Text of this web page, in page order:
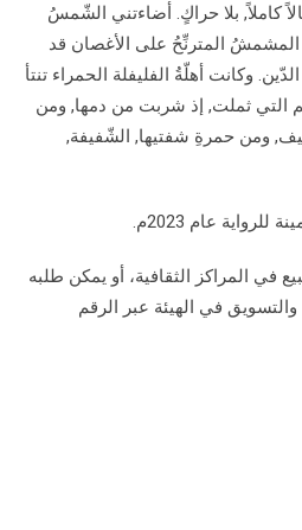
كاملاً, بلا حراكٍ. أضاءتني الشّمسُ
المشمشُ المترنِّحُ على الأغصان قد
وكانت أهلّةُ الفليفلة الحمراء تنتأ
التي ثملت, إذ شربت من دمها, ومن
ومن حمرةِ شفتيها, الشّفيفة,
عام 2023م.
في المراكز الثقافية، أو يمكن طلبه
في الهيئة عبر الرقم